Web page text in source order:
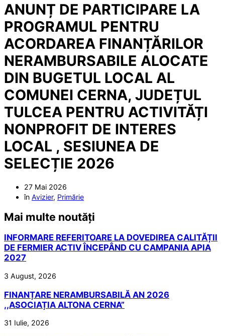
ANUNȚ DE PARTICIPARE LA
PROGRAMUL PENTRU
ACORDAREA FINANȚĂRILOR
NERAMBURSABILE ALOCATE
DIN BUGETUL LOCAL AL
COMUNEI CERNA, JUDEȚUL
TULCEA PENTRU ACTIVITĂȚI
NONPROFIT DE INTERES
LOCAL , SESIUNEA DE
SELECȚIE 2026
27 Mai 2026
în Avizier, Primărie
Mai multe noutăți
INFORMARE REFERITOARE LA DOVEDIREA CALITĂȚII
DE FERMIER ACTIV ÎNCEPÂND CU CAMPANIA APIA
2027
3 August, 2026
FINANȚARE NERAMBURSABILĂ AN 2026
,,ASOCIAȚIA ALTONA CERNA”
31 Iulie, 2026